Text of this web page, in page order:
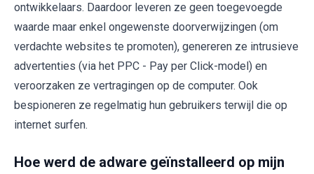
ontwikkelaars. Daardoor leveren ze geen toegevoegde
waarde maar enkel ongewenste doorverwijzingen (om
verdachte websites te promoten), genereren ze intrusieve
advertenties (via het PPC - Pay per Click-model) en
veroorzaken ze vertragingen op de computer. Ook
bespioneren ze regelmatig hun gebruikers terwijl die op
internet surfen.
Hoe werd de adware geïnstalleerd op mijn